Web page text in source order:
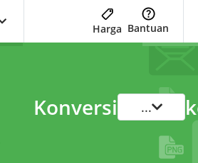
Harga Bantuan
Konversi ...